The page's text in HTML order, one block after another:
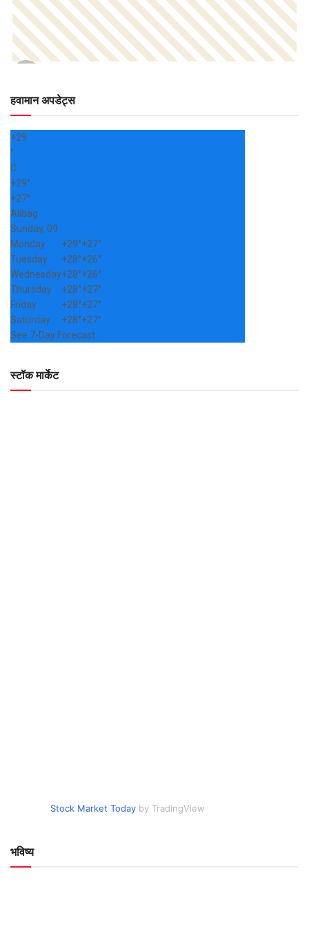
हवामान अपडेट्स
+29
°
C
+29°
+27°
Alibag
Sunday, 09
Monday
+29°+27°
Tuesday
+28°+26°
Wednesday+28°+26°
Thursday
+28°+27°
Friday
+28°+27°
Saturday
+28°+27°
See 7-Day Forecast
स्टॉक मार्केट
Stock Market Today by TradingView
भविष्य